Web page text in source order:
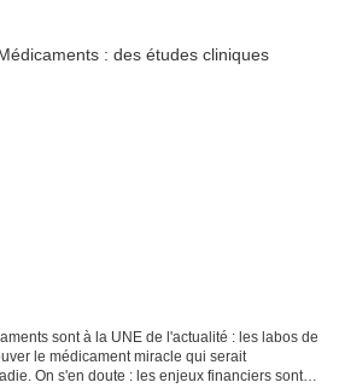
sont à la UNE de l'actualité : les labos de
le médicament miracle qui serait
On s'en doute : les enjeux financiers sont